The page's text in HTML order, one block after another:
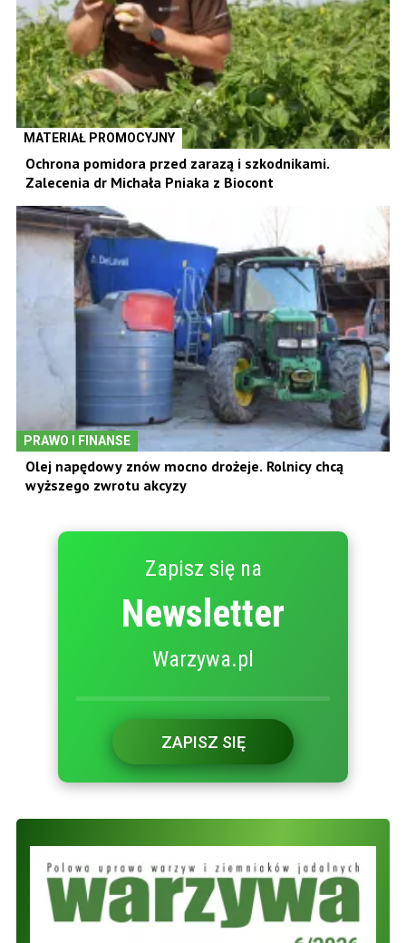
MATERIAŁ PROMOCYJNY
Ochrona pomidora przed zarazą i szkodnikami.
Zalecenia dr Michała Pniaka z Biocont
PRAWO I FINANSE
Olej napędowy znów mocno drożeje. Rolnicy chcą
wyższego zwrotu akcyzy
Zapisz się na
Newsletter
Warzywa.pl
ZAPISZ SIĘ